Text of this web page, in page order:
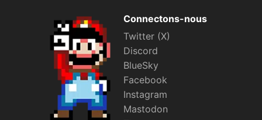
Connectons-nous
Twitter (X)
Discord
BlueSky
Facebook
Instagram
Mastodon